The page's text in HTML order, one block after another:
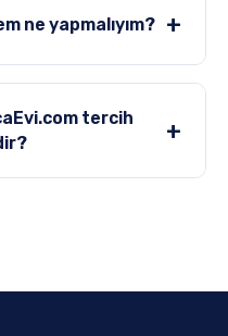
ne yapmalıyım? +
tercih
+